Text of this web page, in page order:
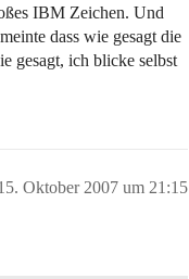
IBM Zeichen. Und
dass wie gesagt die
gesagt, ich blicke selbst
Oktober 2007 um 21:15